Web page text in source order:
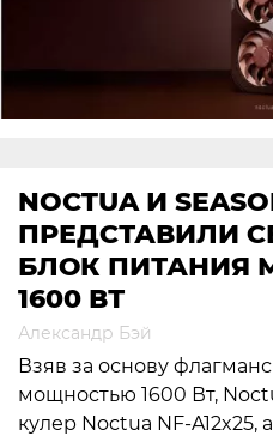
NOCTUA И
ПРЕДСТАВИЛИ
БЛОК ПИТАНИЯ
1600 ВТ
Александр Бэй
Взяв за основу
мощностью 1600 Вт,
кулер Noctua NF-A12x25,